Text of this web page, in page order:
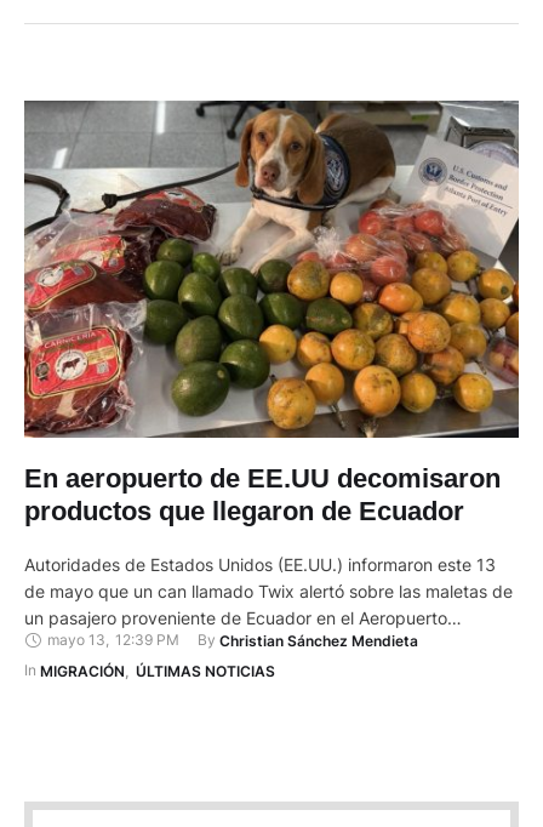
En aeropuerto de EE.UU decomisaron
productos que llegaron de Ecuador
Autoridades de Estados Unidos (EE.UU.) informaron este 13
de mayo que un can llamado Twix alertó sobre las maletas de
un pasajero proveniente de Ecuador en el Aeropuerto
Internacional Hartsfield-Jackson de Atlanta (ATL). El pasajero
declaró que transportaba fruta y carne de cerdo, pero
mayo 13, 12:39 PM By Christian Sánchez Mendieta
In MIGRACIÓN ÚLTIMAS NOTICIAS